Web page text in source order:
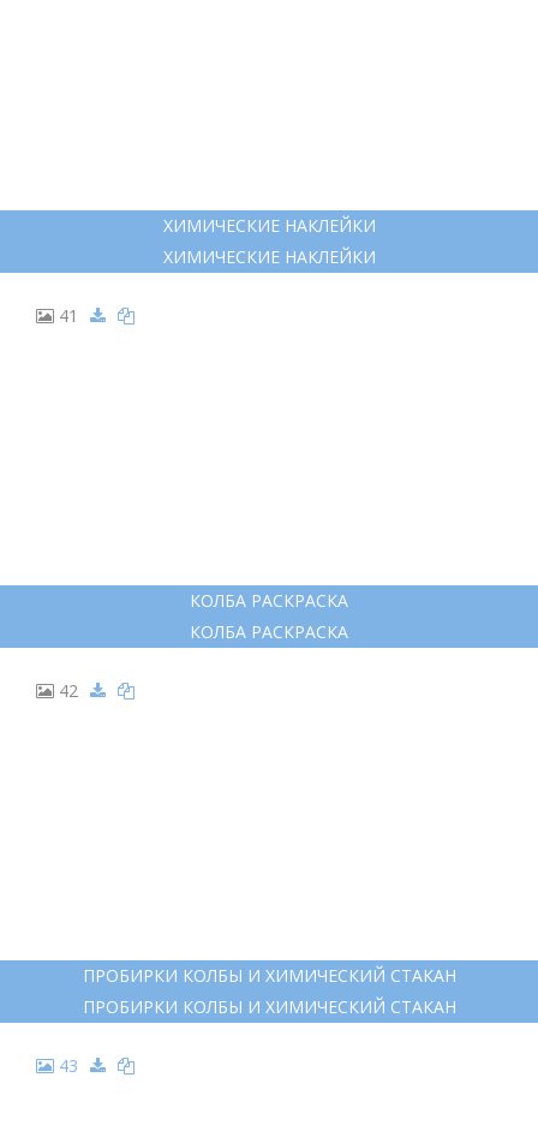
ХИМИЧЕСКИЕ НАКЛЕЙКИ
ХИМИЧЕСКИЕ НАКЛЕЙКИ
41
КОЛБА РАСКРАСКА
КОЛБА РАСКРАСКА
42
ПРОБИРКИ КОЛБЫ И ХИМИЧЕСКИЙ СТАКАН
ПРОБИРКИ КОЛБЫ И ХИМИЧЕСКИЙ СТАКАН
43